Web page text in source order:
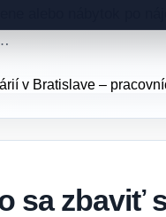
alebo nábytok po
sa zbaviť